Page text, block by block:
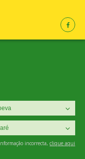
incorrecta, clique aqui